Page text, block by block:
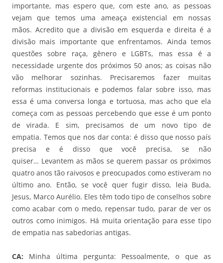
importante, mas espero que, com este ano, as pessoas
vejam que temos uma ameaça existencial em nossas
mãos. Acredito que a divisão em esquerda e direita é a
divisão mais importante que enfrentamos. Ainda temos
questões sobre raça, gênero e LGBTs, mas essa é a
necessidade urgente dos próximos 50 anos; as coisas não
vão melhorar sozinhas. Precisaremos fazer muitas
reformas institucionais e podemos falar sobre isso, mas
essa é uma conversa longa e tortuosa, mas acho que ela
começa com as pessoas percebendo que esse é um ponto
de virada. E sim, precisamos de um novo tipo de
empatia. Temos que nos dar conta: é disso que nosso país
precisa e é disso que você precisa, se não
quiser… Levantem as mãos se querem passar os próximos
quatro anos tão raivosos e preocupados como estiveram no
último ano. Então, se você quer fugir disso, leia Buda,
Jesus, Marco Aurélio. Eles têm todo tipo de conselhos sobre
como acabar com o medo, repensar tudo, parar de ver os
outros como inimigos. Há muita orientação para esse tipo
de empatia nas sabedorias antigas.
CA: Minha última pergunta: Pessoalmente, o que as